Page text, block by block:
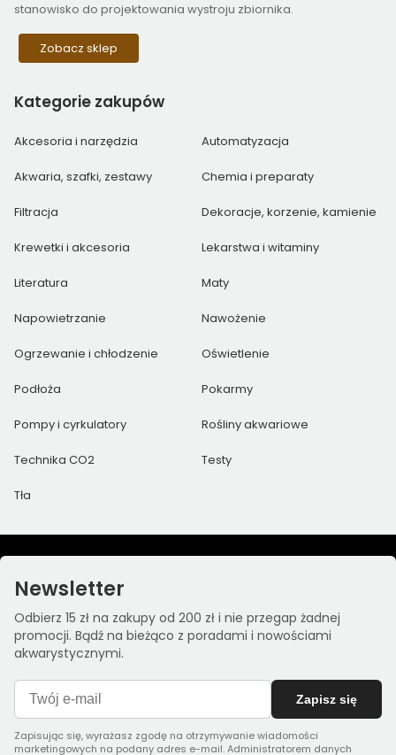
stanowisko do projektowania wystroju zbiornika.
Zobacz sklep
Kategorie zakupów
Akcesoria i narzędzia Automatyzacja
Akwaria, szafki, zestawy Chemia i preparaty
Filtracja Dekoracje, korzenie, kamienie
Krewetki i akcesoria Lekarstwa i witaminy
Literatura Maty
Napowietrzanie Nawożenie
Ogrzewanie i chłodzenie Oświetlenie
Podłoża Pokarmy
Pompy i cyrkulatory Rośliny akwariowe
Technika CO2 Testy
Tła
Newsletter
Odbierz 15 zł na zakupy od 200 zł i nie przegap żadnej
promocji. Bądź na bieżąco z poradami i nowościami
akwarystycznymi.
Zapisz się
Zapisując się, wyrażasz zgodę na otrzymywanie wiadomości
marketingowych na podany adres e-mail. Administratorem danych